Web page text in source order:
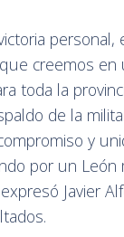
personal,
creemos en
toda la
de la
y
por un León
Javier